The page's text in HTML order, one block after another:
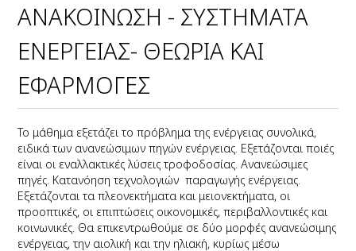
ΑΝΑΚΟΙΝΩΣΗ - ΣΥΣΤΗΜΑΤΑ
ΕΝΕΡΓΕΙΑΣ- ΘΕΩΡΙΑ ΚΑΙ
ΕΦΑΡΜΟΓΕΣ
Το μάθημα εξετάζει το πρόβλημα της ενέργειας συνολικά,
ειδικά των ανανεώσιμων πηγών ενέργειας. Εξετάζονται ποιές
είναι οι εναλλακτικές λύσεις τροφοδοσίας. Ανανεώσιμες
πηγές. Κατανόηση τεχνολογιών παραγωγής ενέργειας.
Εξετάζονται τα πλεονεκτήματα και μειονεκτήματα, οι
προοπτικές, οι επιπτώσεις οικονομικές, περιβαλλοντικές και
κοινωνικές. Θα επικεντρωθούμε σε δύο μορφές ανανεώσιμης
ενέργειας, την αιολική και την ηλιακή, κυρίως μέσω